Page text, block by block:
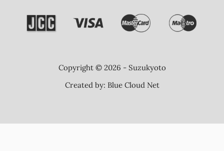
Copyright © 2026 - Suzukyoto
Created by: Blue Cloud Net